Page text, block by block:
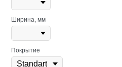
Ширина, мм
Покрытие